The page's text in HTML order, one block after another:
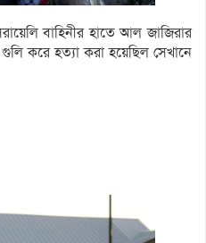
বাহিনীর হাতে আল জাজিরার
করে হত্যা করা হয়েছিল সেখানে